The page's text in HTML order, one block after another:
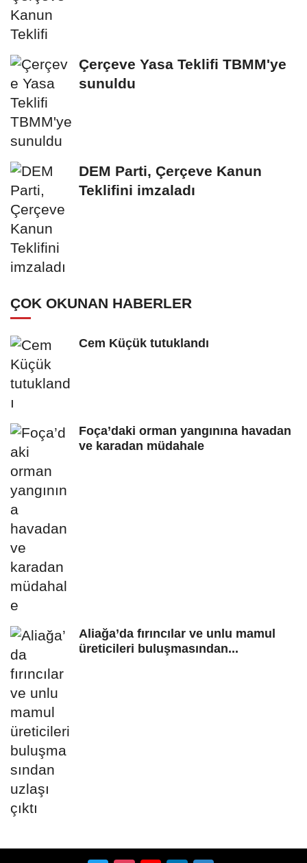
Çerçeve Yasa Teklifi TBMM'ye
sunuldu
DEM Parti, Çerçeve Kanun
Teklifini imzaladı
ÇOK OKUNAN HABERLER
Cem Küçük tutuklandı
Foça’daki orman yangınına havadan
ve karadan müdahale
Aliağa’da fırıncılar ve unlu mamul
üreticileri buluşmasından...